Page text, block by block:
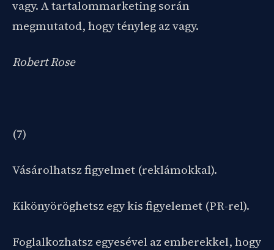
vagy. A tartalommarketing során
megmutatod, hogy tényleg az vagy.
Robert Rose
(7)
Vásárolhatsz figyelmet (reklámokkal).
Kikönyöröghetsz egy kis figyelemet (PR-rel).
Foglalkozhatsz egyesével az emberekkel, hogy